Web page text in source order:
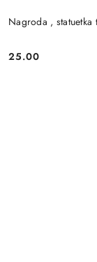
Nagroda ,
Cena:
25.00